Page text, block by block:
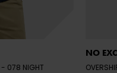
- 078 NIGHT
NO